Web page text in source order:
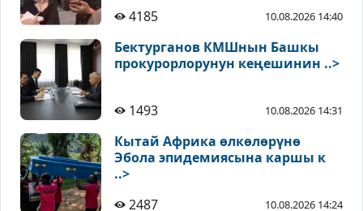
4185
10.08.2026 14:40
Бектурганов КМШнын Башкы
прокурорлорунун кеңешинин ..>
1493 10.08.2026 14:31
Кытай Африка өлкөлөрүнө
Эбола эпидемиясына каршы к
..>
2487
10.08.2026 14:24